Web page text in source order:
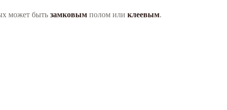
может быть замковым полом или клеевым.